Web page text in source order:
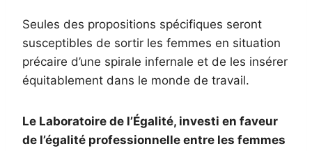
Seules des propositions spécifiques seront
susceptibles de sortir les femmes en situation
précaire d’une spirale infernale et de les insérer
équitablement dans le monde de travail.
Le Laboratoire de l’Égalité, investi en faveur
de l’égalité professionnelle entre les femmes